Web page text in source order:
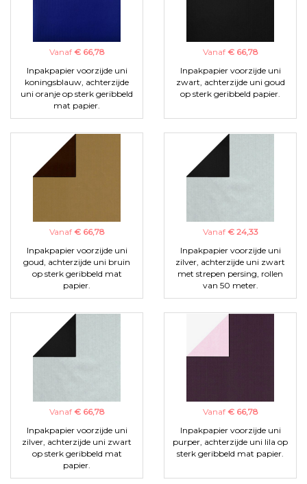
Vanaf € 66,78
Inpakpapier voorzijde uni
koningsblauw, achterzijde
uni oranje op sterk geribbeld
mat papier.
Vanaf € 66,78
Inpakpapier voorzijde uni
zwart, achterzijde uni goud
op sterk geribbeld papier.
Vanaf € 66,78
Inpakpapier voorzijde uni
goud, achterzijde uni bruin
op sterk geribbeld mat
papier.
Vanaf € 24,33
Inpakpapier voorzijde uni
zilver, achterzijde uni zwart
met strepen persing, rollen
van 50 meter.
Vanaf € 66,78
Inpakpapier voorzijde uni
zilver, achterzijde uni zwart
op sterk geribbeld mat
papier.
Vanaf € 66,78
Inpakpapier voorzijde uni
purper, achterzijde uni lila op
sterk geribbeld mat papier.